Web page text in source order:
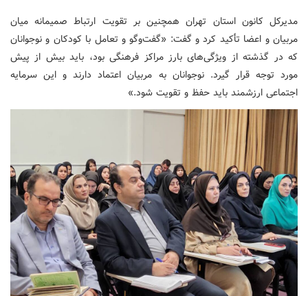
مدیرکل کانون استان تهران همچنین بر تقویت ارتباط صمیمانه میان
مربیان و اعضا تأکید کرد و گفت: «گفت‌وگو و تعامل با کودکان و نوجوانان
که در گذشته از ویژگی‌های بارز مراکز فرهنگی بود، باید بیش از پیش
مورد توجه قرار گیرد. نوجوانان به مربیان اعتماد دارند و این سرمایه
اجتماعی ارزشمند باید حفظ و تقویت شود.»